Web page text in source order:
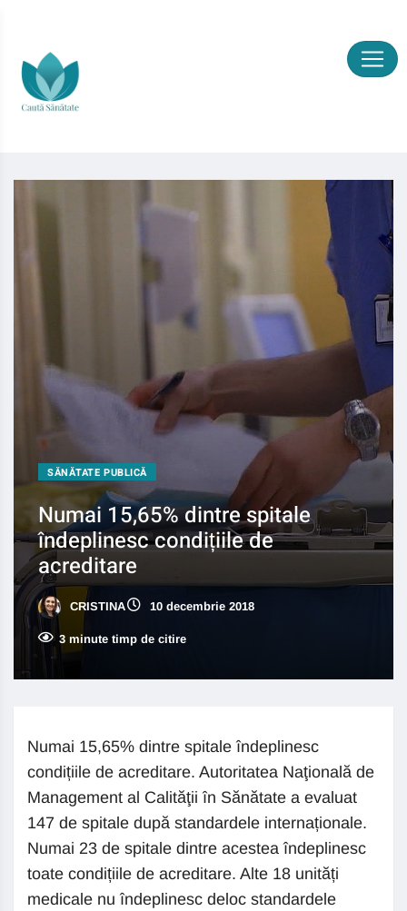
SĂNĂTATE PUBLICĂ
Numai 15,65% dintre spitale
îndeplinesc condițiile de
acreditare
CRISTINA 10 decembrie 2018
3 minute timp de citire
Numai 15,65% dintre spitale îndeplinesc
condițiile de acreditare. Autoritatea Naţională de
Management al Calităţii în Sănătate a evaluat
147 de spitale după standardele internaționale.
Numai 23 de spitale dintre acestea îndeplinesc
toate condițiile de acreditare. Alte 18 unități
medicale nu îndeplinesc deloc standardele